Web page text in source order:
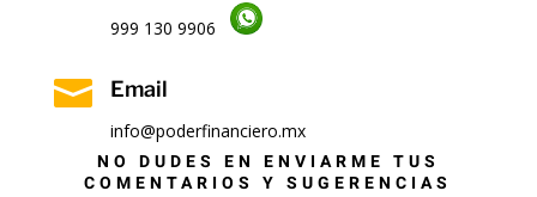
999 130 9906
 Email
info@poderfinanciero.mx
NO DUDES EN ENVIARME TUS
COMENTARIOS Y SUGERENCIAS